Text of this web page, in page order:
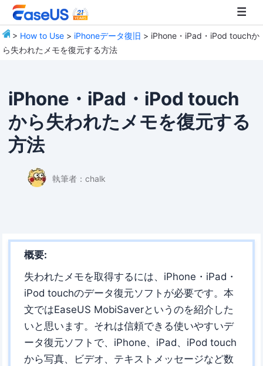
> How to Use > iPhoneデータ復旧 > iPhone・iPad・iPod touchか
ら失われたメモを復元する方法
iPhone・iPad・iPod touch
から失われたメモを復元する
方法
執筆者： chalk
概要:
失われたメモを取得するには、iPhone・iPad・
iPod touchのデータ復元ソフトが必要です。本
文ではEaseUS MobiSaverというのを紹介した
いと思います。それは信頼できる使いやすいデ
ータ復元ソフトで、iPhone、iPad、iPod touch
から写真、ビデオ、テキストメッセージなど数